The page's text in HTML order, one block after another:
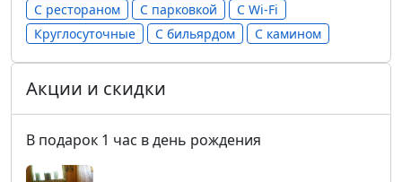
С рестораном С парковкой
С Wi-Fi
Круглосуточные
С бильярдом С камином
Акции и скидки
В подарок 1 час в день рождения